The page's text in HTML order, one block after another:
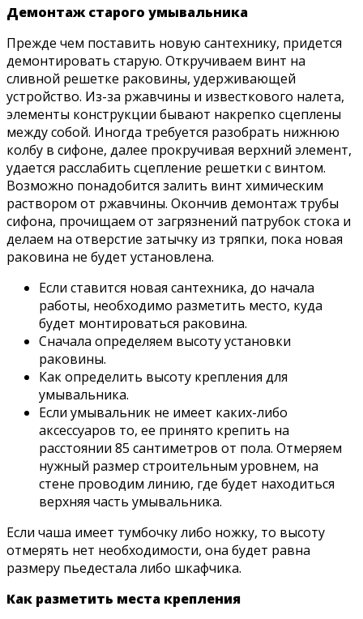
Демонтаж старого умывальника
Прежде чем поставить новую сантехнику, придется
демонтировать старую. Откручиваем винт на
сливной решетке раковины, удерживающей
устройство. Из-за ржавчины и известкового налета,
элементы конструкции бывают накрепко сцеплены
между собой. Иногда требуется разобрать нижнюю
колбу в сифоне, далее прокручивая верхний элемент,
удается расслабить сцепление решетки с винтом.
Возможно понадобится залить винт химическим
раствором от ржавчины. Окончив демонтаж трубы
сифона, прочищаем от загрязнений патрубок стока и
делаем на отверстие затычку из тряпки, пока новая
раковина не будет установлена.
Если ставится новая сантехника, до начала
работы, необходимо разметить место, куда
будет монтироваться раковина.
Сначала определяем высоту установки
раковины.
Как определить высоту крепления для
умывальника.
Если умывальник не имеет каких-либо
аксессуаров то, ее принято крепить на
расстоянии 85 сантиметров от пола. Отмеряем
нужный размер строительным уровнем, на
стене проводим линию, где будет находиться
верхняя часть умывальника.
Если чаша имеет тумбочку либо ножку, то высоту
отмерять нет необходимости, она будет равна
размеру пьедестала либо шкафчика.
Как разметить места крепления